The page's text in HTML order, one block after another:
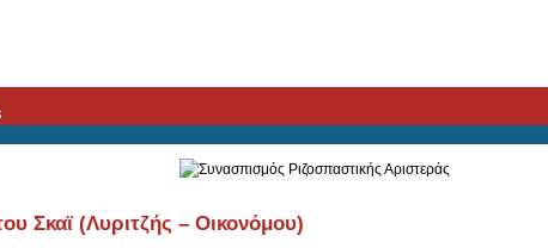
Σκαϊ (Λυριτζής – Οικονόμου)